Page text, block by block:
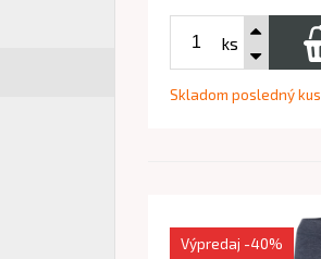
ks
Skladom posledný kus
Výpredaj -40%